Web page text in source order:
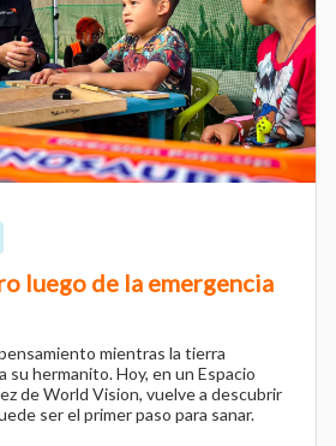
luego de la emergencia
mientras la tierra
su hermanito. Hoy, en un Espacio
de World Vision, vuelve a descubrir
ser el primer paso para sanar.